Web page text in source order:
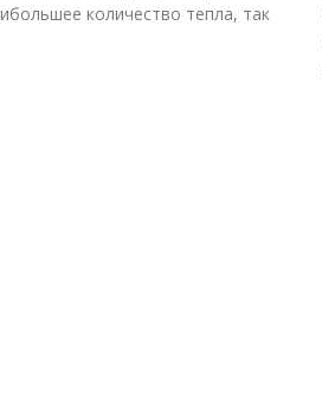
количество тепла, так